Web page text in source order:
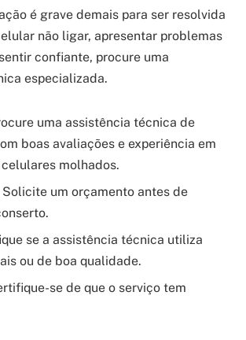
é grave demais para ser resolvida
não ligar, apresentar problemas
confiante, procure uma
especializada.
uma assistência técnica de
boas avaliações e experiência em
molhados.
Solicite um orçamento antes de
se a assistência técnica utiliza
ou de boa qualidade.
se de que o serviço tem